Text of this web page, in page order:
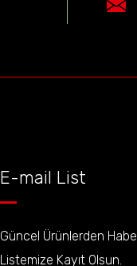
E-mail List
Güncel Ürünlerden
Listemize Kayıt Olsun.